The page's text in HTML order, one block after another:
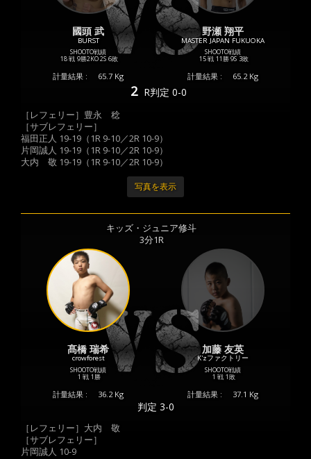
國頭 武
BURST
SHOOTO戦績
18 戦 9勝2KO 2S 6敗
計量結果 : 65.7 Kg
野瀬 翔平
MASTER JAPAN FUKUOKA
SHOOTO戦績
15 戦 11勝 9S 3敗
計量結果 : 65.2 Kg
2 R判定 0-0
［レフェリー］豊永 稔
［サブレフェリー］
福田正人 19-19（1R 9-10／2R 10-9）
片岡誠人 19-19（1R 9-10／2R 10-9）
大内 敬 19-19（1R 9-10／2R 10-9）
写真を表示
キッズ・ジュニア修斗
3分1R
髙橋 瑞希
crowforest
SHOOTO戦績
1 戦 1勝
計量結果 : 36.2 Kg
加藤 友英
K'zファクトリー
SHOOTO戦績
1 戦 1敗
計量結果 : 37.1 Kg
判定 3-0
［レフェリー］大内 敬
［サブレフェリー］
片岡誠人 10-9